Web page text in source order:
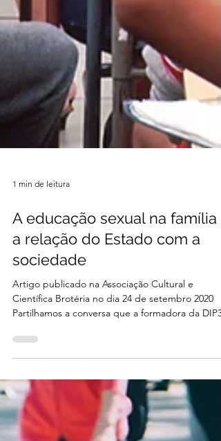
1 min de leitura
A educação sexual na família e
a relação do Estado com a
sociedade
Artigo publicado na Associação Cultural e
Partilhamos a conversa que a formadora da